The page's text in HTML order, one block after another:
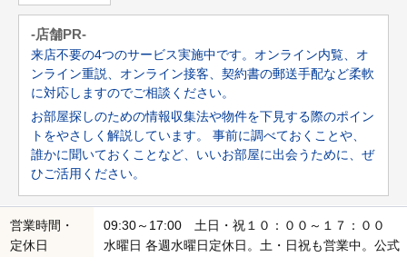
-店舗PR-
来店不要の4つのサービス実施中です。オンライン内覧、オ
ンライン重説、オンライン接客、契約書の郵送手配など柔軟
に対応しますのでご相談ください。
お部屋探しのための情報収集法や物件を下見する際のポイン
トをやさしく解説しています。 事前に調べておくことや、
誰かに聞いておくことなど、いいお部屋に出会うために、ぜ
ひご活用ください。
営業時間・
定休日
09:30～17:00 土日・祝１０：００～１７：００
水曜日 各週水曜日定休日。土・日祝も営業中。公式